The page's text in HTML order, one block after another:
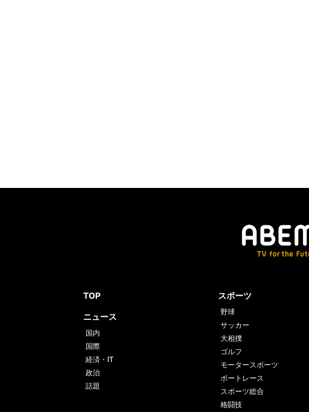
TOP
ニュース
国内
国際
経済・IT
政治
話題
スポーツ
野球
サッカー
大相撲
ゴルフ
モータースポーツ
ボートレース
スポーツ総合
格闘技